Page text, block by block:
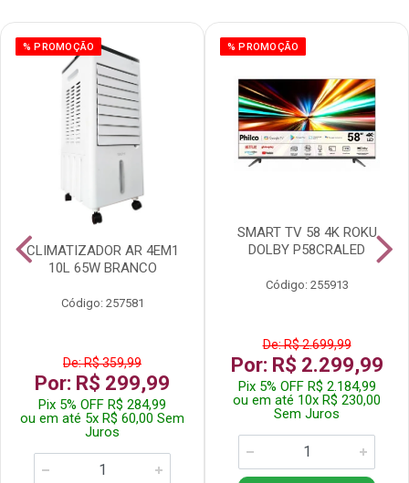
% PROMOÇÃO
CLIMATIZADOR AR 4EM1
10L 65W BRANCO
Código: 257581
De: R$ 359,99
Por: R$ 299,99
Pix 5% OFF R$ 284,99
ou em até 5x R$ 60,00 Sem
Juros
% PROMOÇÃO
SMART TV 58 4K ROKU
DOLBY P58CRALED
Código: 255913
De: R$ 2.699,99
Por: R$ 2.299,99
Pix 5% OFF R$ 2.184,99
ou em até 10x R$ 230,00
Sem Juros